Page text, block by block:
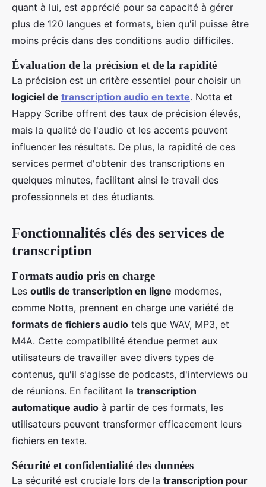
quant à lui, est apprécié pour sa capacité à gérer
plus de 120 langues et formats, bien qu'il puisse être
moins précis dans des conditions audio difficiles.
Évaluation de la précision et de la rapidité
La précision est un critère essentiel pour choisir un
logiciel de transcription audio en texte. Notta et
Happy Scribe offrent des taux de précision élevés,
mais la qualité de l'audio et les accents peuvent
influencer les résultats. De plus, la rapidité de ces
services permet d'obtenir des transcriptions en
quelques minutes, facilitant ainsi le travail des
professionnels et des étudiants.
Fonctionnalités clés des services de
transcription
Formats audio pris en charge
Les outils de transcription en ligne modernes,
comme Notta, prennent en charge une variété de
formats de fichiers audio tels que WAV, MP3, et
M4A. Cette compatibilité étendue permet aux
utilisateurs de travailler avec divers types de
contenus, qu'il s'agisse de podcasts, d'interviews ou
de réunions. En facilitant la transcription
automatique audio à partir de ces formats, les
utilisateurs peuvent transformer efficacement leurs
fichiers en texte.
Sécurité et confidentialité des données
La sécurité est cruciale lors de la transcription pour